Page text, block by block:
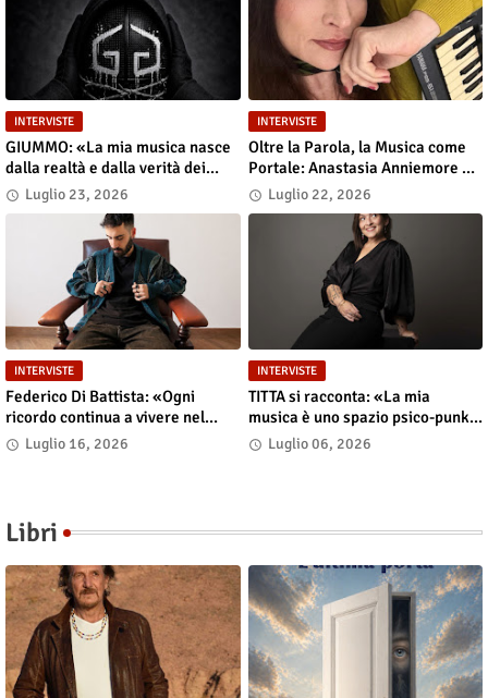
INTERVISTE
GIUMMO: «La mia musica nasce
dalla realtà e dalla verità dei
contenuti»
Luglio 23, 2026
INTERVISTE
Oltre la Parola, la Musica come
Portale: Anastasia Anniemore 24
si Racconta tra Poesia,
Produzione e Nuove Visioni
Luglio 22, 2026
INTERVISTE
Federico Di Battista: «Ogni
ricordo continua a vivere nel
presente»
Luglio 16, 2026
INTERVISTE
TITTA si racconta: «La mia
musica è uno spazio psico-punk
in cui il corpo incarna le storie»
Luglio 06, 2026
Libri